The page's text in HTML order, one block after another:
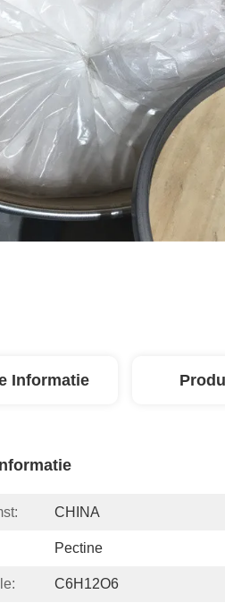
Informatie
CHINA
Pectine
C6H12O6